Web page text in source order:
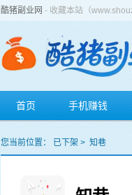
酷猪副业网 - 收藏本站（
首页 手机赚钱
您当前位置： 已下架 > 知巷